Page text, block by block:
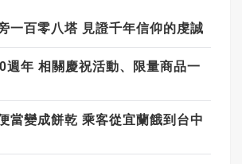
一百零八塔 見證千年信仰的虔誠
週年 相關慶祝活動、限量商品一
當變成餅乾 乘客從宜蘭餓到台中